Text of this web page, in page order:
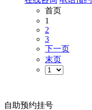
首页
1
2
3
下一页
末页
自助预约挂号